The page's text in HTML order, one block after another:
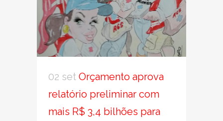
02 set Orçamento aprova
relatório preliminar com
mais R$ 3,4 bilhões para